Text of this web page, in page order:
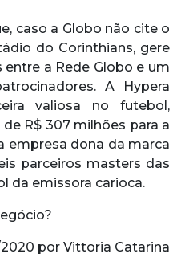
caso a Globo não cite o
do Corinthians, gere
a Rede Globo e um
A Hypera
valiosa no futebol,
R$ 307 milhões para a
empresa dona da marca
parceiros masters das
da emissora carioca.
por Vittoria Catarina